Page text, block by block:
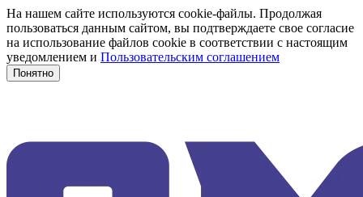
На нашем сайте используются cookie-файлы. Продолжая
пользоваться данным сайтом, вы подтверждаете свое согласие
на использование файлов cookie в соответствии с настоящим
уведомлением и Пользовательским соглашением
Понятно